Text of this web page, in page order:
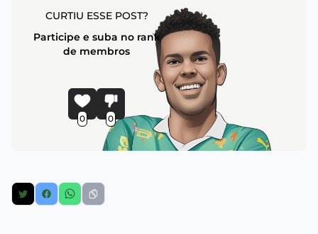
CURTIU ESSE POST?
Participe e suba no rank
de membros
0 0